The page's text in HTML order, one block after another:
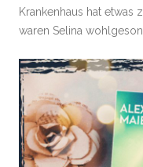
Krankenhaus hat etwas
waren Selina